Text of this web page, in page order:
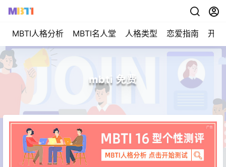
MBTI人格分析 MBTI名人堂 人格类型 恋爱指南 开始
mbti 免费